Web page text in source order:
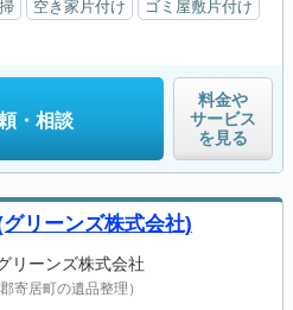
空き家片付け
ゴミ屋敷片付け
・相談
料金や
サービス
を見る
リーンズ株式会社)
リーンズ株式会社
寄居町の遺品整理）